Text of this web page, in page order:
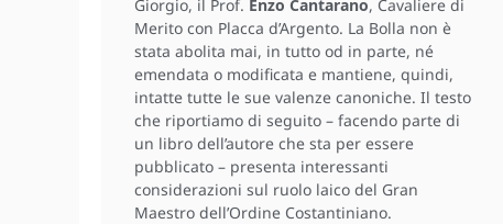
Giorgio, il Prof. Enzo Cantarano, Cavaliere di
Merito con Placca d’Argento. La Bolla non è
stata abolita mai, in tutto od in parte, né
emendata o modificata e mantiene, quindi,
intatte tutte le sue valenze canoniche. Il testo
che riportiamo di seguito – facendo parte di
un libro dell’autore che sta per essere
pubblicato – presenta interessanti
considerazioni sul ruolo laico del Gran
Maestro dell’Ordine Costantiniano.